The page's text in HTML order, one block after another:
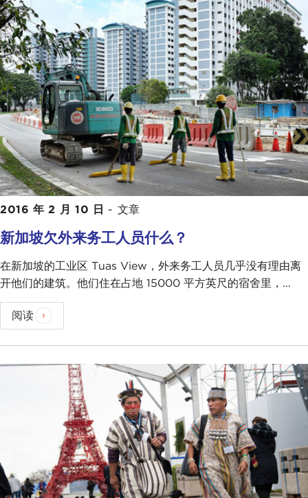
2016 年 2 月 10 日 - 文章
新加坡欠外来务工人员什么？
在新加坡的工业区 Tuas View，外来务工人员几乎没有理由离
开他们的建筑。他们住在占地 15000 平方英尺的宿舍里，...
阅读